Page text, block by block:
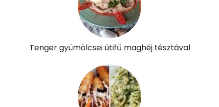
Tenger gyümölcsei útifű maghéj tésztával